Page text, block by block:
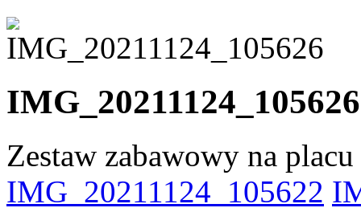
IMG_20211124_105626
Zestaw zabawowy na
IMG_20211124_105622